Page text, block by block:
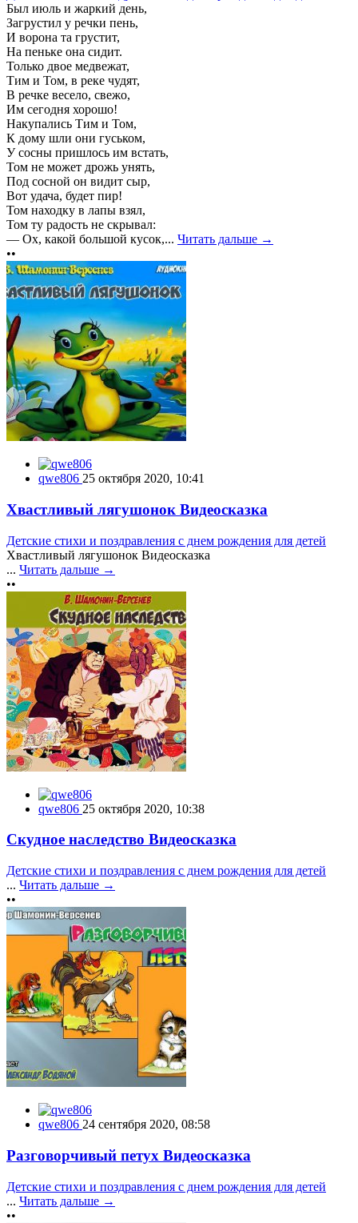
Был июль и жаркий день,
Загрустил у речки пень,
И ворона та грустит,
На пеньке она сидит.
Только двое медвежат,
Тим и Том, в реке чудят,
В речке весело, свежо,
Им сегодня хорошо!
Накупались Тим и Том,
К дому шли они гуськом,
У сосны пришлось им встать,
Том не может дрожь унять,
Под сосной он видит сыр,
Вот удача, будет пир!
Том находку в лапы взял,
Том ту радость не скрывал:
— Ох, какой большой кусок,... Читать дальше →
••
qwe806 25 октября 2020, 10:41
Хвастливый лягушонок Видеосказка
Детские стихи и поздравления с днем рождения для детей
Хвастливый лягушонок Видеосказка
... Читать дальше →
••
qwe806 25 октября 2020, 10:38
Скудное наследство Видеосказка
Детские стихи и поздравления с днем рождения для детей
... Читать дальше →
••
qwe806 24 сентября 2020, 08:58
Разговорчивый петух Видеосказка
Детские стихи и поздравления с днем рождения для детей
... Читать дальше →
••